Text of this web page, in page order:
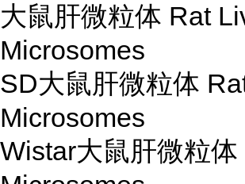
大鼠肝微粒体 Rat
Microsomes
SD大鼠肝微粒体
Microsomes
Wistar大鼠肝微粒